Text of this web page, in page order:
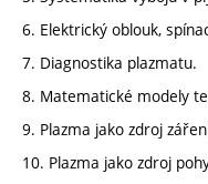
6. Elektrický oblouk,
7. Diagnostika plazmatu.
8. Matematické modely
9. Plazma jako zdroj
10. Plazma jako zdroj